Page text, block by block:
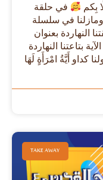
بِكم
في حلقة
في سلسلة
النهاردة بعنوان
بتاعتنا النهاردة
لوقا اصحاح 15 بتقولنا كداو أَيَّةُ امْرَأَةٍ لَهَا
TAKE AWAY